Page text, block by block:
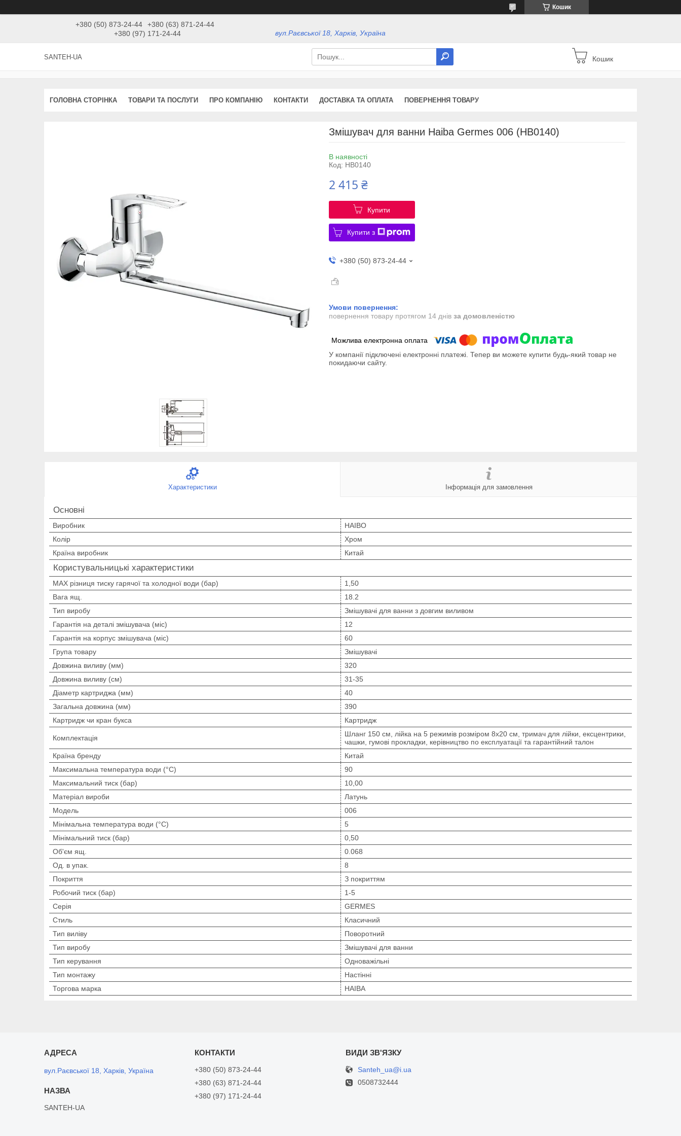
Кошик
+380 (50) 873-24-44
+380 (63) 871-24-44
+380 (97) 171-24-44
вул.Раєвської 18, Харків, Україна
SANTEH-UA Кошик
ГОЛОВНА СТОРІНКА ТОВАРИ ТА ПОСЛУГИ ПРО КОМПАНІЮ КОНТАКТИ ДОСТАВКА ТА ОПЛАТА ПОВЕРНЕННЯ ТОВАРУ
Змішувач для ванни Haiba Germes 006 (HB0140)
В наявності
Код: HB0140
2 415 ₴
Купити
Купити з
+380 (50) 873-24-44
повернення товару протягом 14 днів за домовленістю
У компанії підключені електронні платежі. Тепер ви можете купити будь-який товар не
покидаючи сайту.
Характеристики Інформація для замовлення
Основні
Виробник
HAIBO
Колір
Хром
Країна виробник
Китай
Користувальницькі характеристики
MAX різниця тиску гарячої та холодної води (бар)
1,50
Вага ящ.
18.2
Тип виробу
Змішувачі для ванни з довгим виливом
Гарантія на деталі змішувача (міс)
12
Гарантія на корпус змішувача (міс)
60
Група товару
Змішувачі
Довжина виливу (мм)
320
Довжина виливу (см)
31-35
Діаметр картриджа (мм)
40
Загальна довжина (мм)
390
Картридж чи кран букса
Картридж
Комплектація
Шланг 150 см, лійка на 5 режимів розміром 8х20 см, тримач для лійки, ексцентрики,
чашки, гумові прокладки, керівництво по експлуатації та гарантійний талон
Країна бренду
Китай
Максимальна температура води (°C)
90
Максимальний тиск (бар)
10,00
Матеріал вироби
Латунь
Мoдель
006
Мінімальна температура води (°C)
5
Мінімальний тиск (бар)
0,50
Об'єм ящ.
0.068
Од. в упак.
8
Покриття
З покриттям
Робочий тиск (бар)
1-5
Серія
GERMES
Стиль
Класичний
Тип виліву
Поворотний
Тип виробу
Змішувачі для ванни
Тип керування
Одноважільні
Тип монтажу
Настінні
Торгова марка
HAIBA
вул.Раєвської 18, Харків, Україна
SANTEH-UA
+380 (50) 873-24-44
+380 (63) 871-24-44
+380 (97) 171-24-44
Santeh_ua@i.ua
0508732444